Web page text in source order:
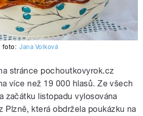
foto: Jana Volková
stránce pochoutkovyrok.cz
více než 19 000 hlasů. Ze všech
začátku listopadu vylosována
Plzně, která obdržela poukázku na